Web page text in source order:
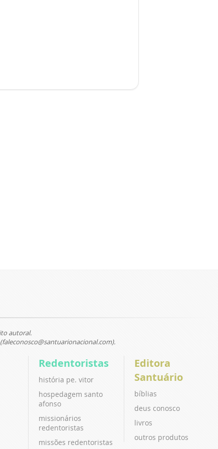
autoral.
Redentoristas
história pe. vitor
hospedagem santo
afonso
missionários
redentoristas
missões redentoristas
Editora
Santuário
bíblias
deus conosco
livros
outros produtos